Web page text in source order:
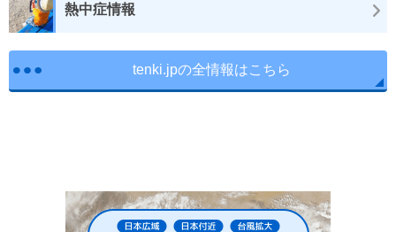
熱中症情報
tenki.jpの全情報はこちら